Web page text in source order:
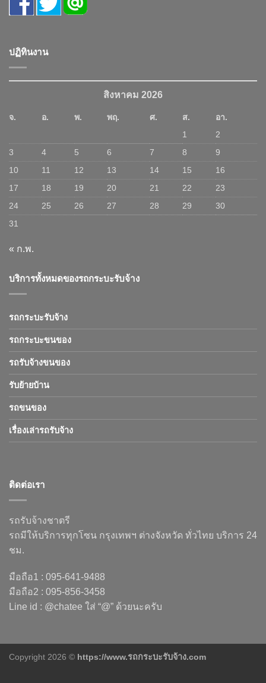
ปฏิทินงาน
สิงหาคม 2026
จ. อ. พ. พฤ. ศ. ส.
อา.
1
2
3
4 5 6 7 8
9
10
11 12 13 14 15
16
17
18 19 20 21 22
23
24
25 26 27 28 29
30
31
« ก.พ.
บริการทั้งหมดของรถกระบะรับจ้าง
รถกระบะรับจ้าง
รถกระบะขนของ
รถรับจ้างขนของ
รับย้ายบ้าน
รถขนของ
เรื่องเล่ารถรับจ้าง
ติดต่อเรา
รถรับจ้างชาตรี
รถมีให้บริการทุกโซน กรุงเทพฯ ต่างจังหวัด ทั่วไทย บริการ 24
ชม.
มือถือ1 : 095-641-9488
มือถือ2 : 095-856-3458
Line id : @chatee ใส่ “@” ด้วยนะครับ
Copyright 2026 © https://www.รถกระบะรับจ้าง.com